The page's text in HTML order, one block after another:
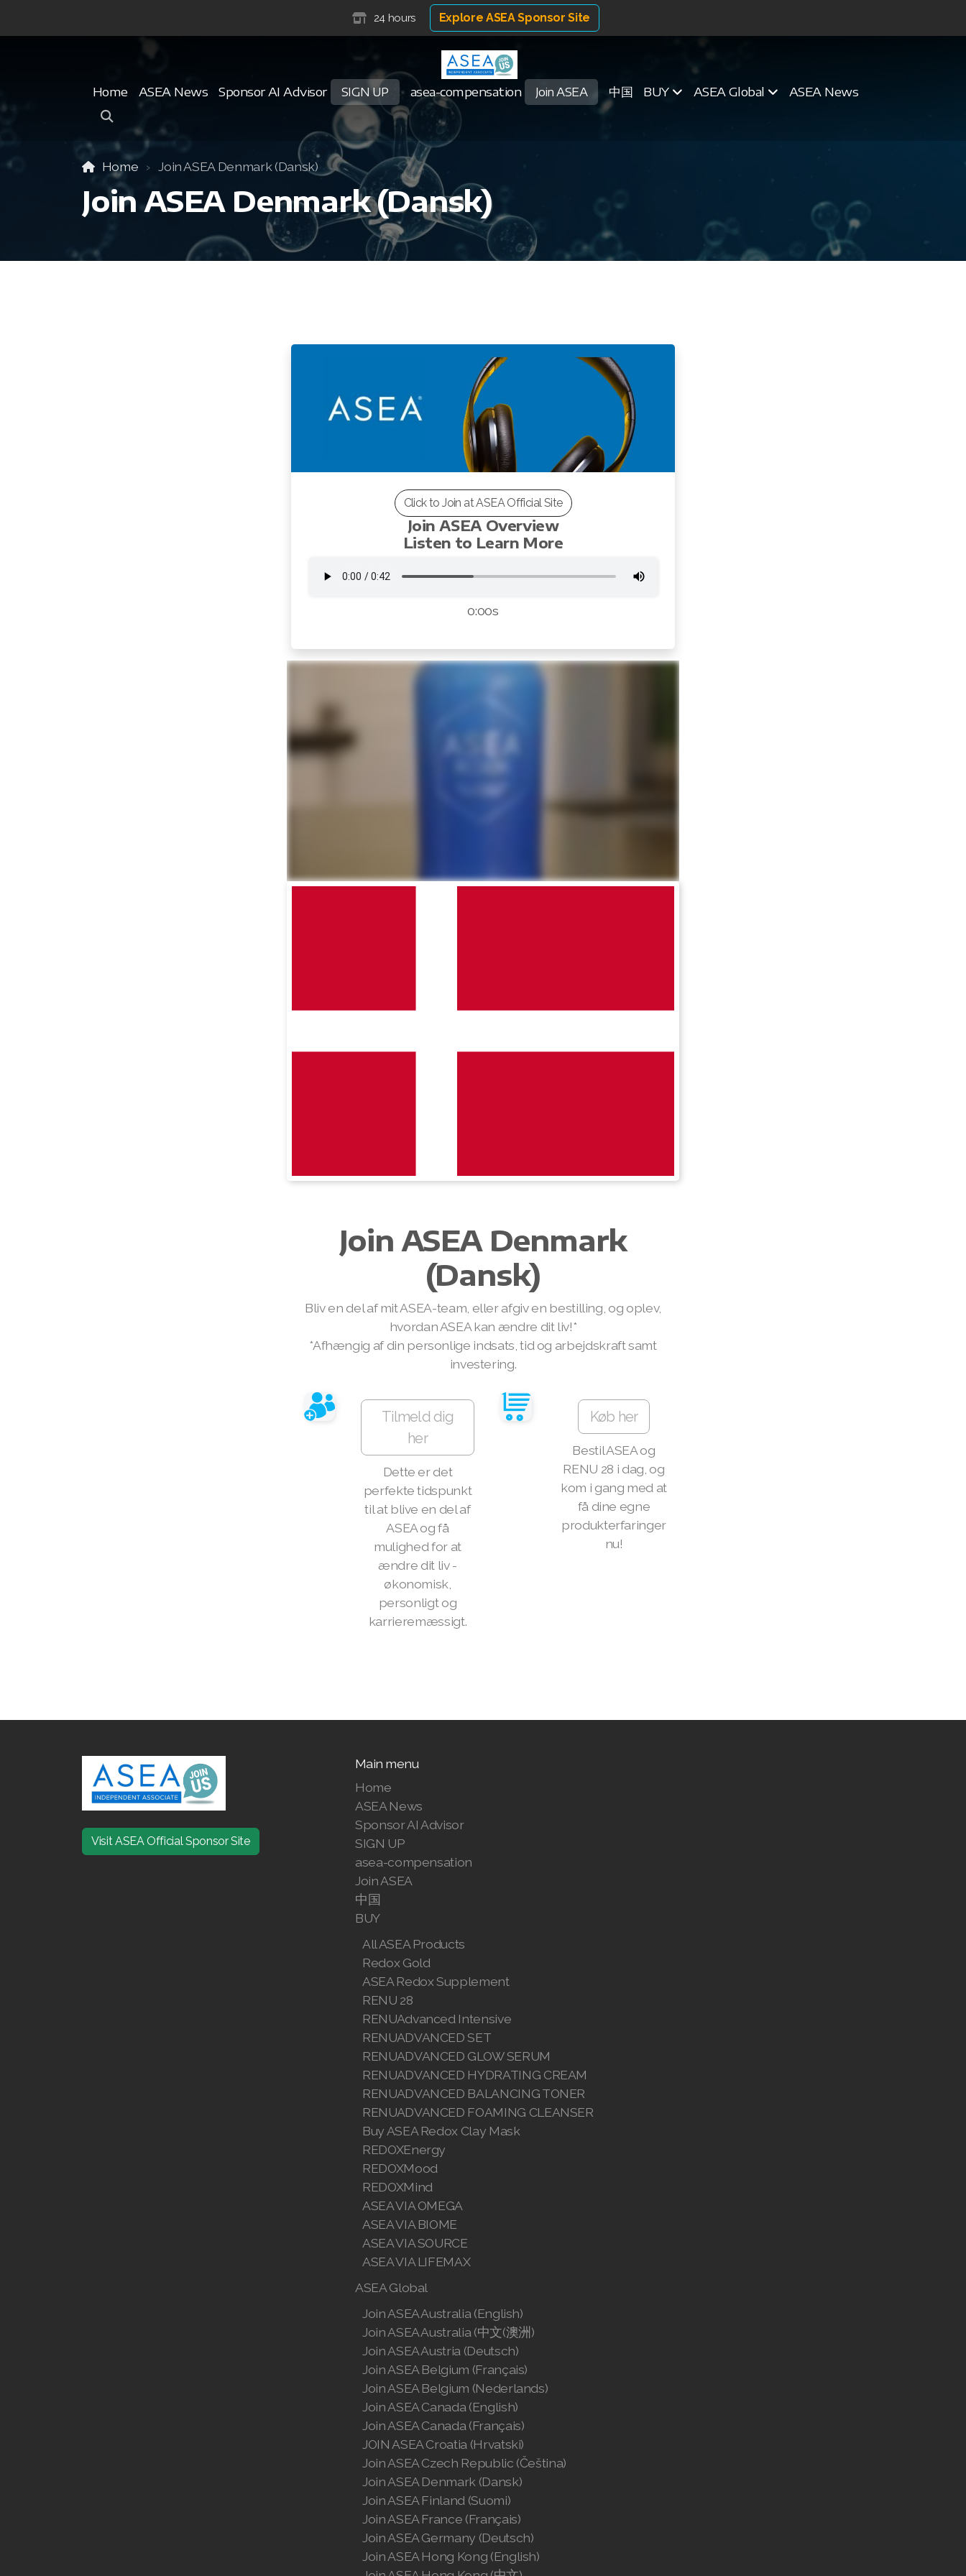
24 hours Explore ASEA Sponsor Site
Home ASEA News Sponsor AI Advisor SIGN UP asea-compensation Join ASEA 中国 BUY ASEA Global ASEA News
Home Join ASEA Denmark (Dansk)
Join ASEA Denmark (Dansk)
Click to Join at ASEA Official Site
Join ASEA Overview
Listen to Learn More
0:00s
Join ASEA Denmark
(Dansk)
Bliv en del af mit ASEA-team, eller afgiv en bestilling, og oplev,
hvordan ASEA kan ændre dit liv!*
*Afhængig af din personlige indsats, tid og arbejdskraft samt
investering.
Tilmeld dig
her
Dette er det
perfekte tidspunkt
til at blive en del af
ASEA og få
mulighed for at
ændre dit liv -
økonomisk,
personligt og
karrieremæssigt.
Køb her
Bestil ASEA og
RENU 28 i dag, og
kom i gang med at
få dine egne
produkterfaringer
nu!
Visit ASEA Official Sponsor Site
Main menu
Home
ASEA News
Sponsor AI Advisor
SIGN UP
asea-compensation
Join ASEA
中国
BUY
All ASEA Products
Redox Gold
ASEA Redox Supplement
RENU 28
RENUAdvanced Intensive
RENUADVANCED SET
RENUADVANCED GLOW SERUM
RENUADVANCED HYDRATING CREAM
RENUADVANCED BALANCING TONER
RENUADVANCED FOAMING CLEANSER
Buy ASEA Redox Clay Mask
REDOXEnergy
REDOXMood
REDOXMind
ASEA VIA OMEGA
ASEA VIA BIOME
ASEA VIA SOURCE
ASEA VIA LIFEMAX
ASEA Global
Join ASEA Australia (English)
Join ASEA Australia (中文(澳洲)
Join ASEA Austria (Deutsch)
Join ASEA Belgium (Français)
Join ASEA Belgium (Nederlands)
Join ASEA Canada (English)
Join ASEA Canada (Français)
JOIN ASEA Croatia (Hrvatski)
Join ASEA Czech Republic (Čeština)
Join ASEA Denmark (Dansk)
Join ASEA Finland (Suomi)
Join ASEA France (Français)
Join ASEA Germany (Deutsch)
Join ASEA Hong Kong (English)